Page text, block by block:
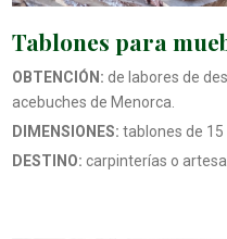
Tablones para
OBTENCIÓN: de labores de
acebuches de Menorca.
DIMENSIONES: tablones de 15
DESTINO: carpinterías o